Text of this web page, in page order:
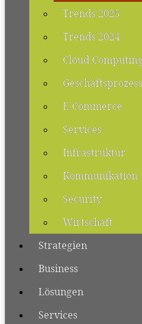
Trends 2025
Trends 2024
Cloud
E-Commerce
Services
Infrastruktur
Kommunikation
Security
Wirtschaft
Strategien
Business
Lösungen
Services